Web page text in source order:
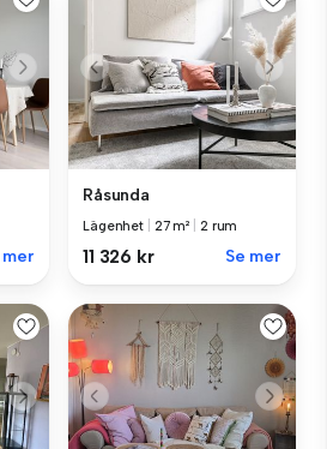
mer
Råsunda
Lägenhet 27 m² 2 rum
11 326 kr Se mer